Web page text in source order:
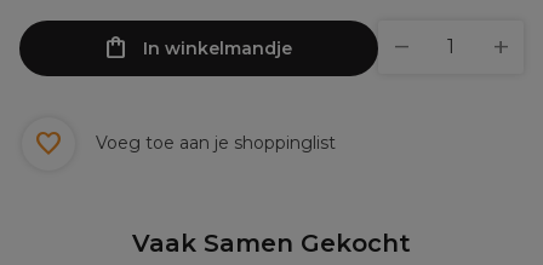
In winkelmandje
Voeg toe aan je shoppinglist
Vaak Samen Gekocht